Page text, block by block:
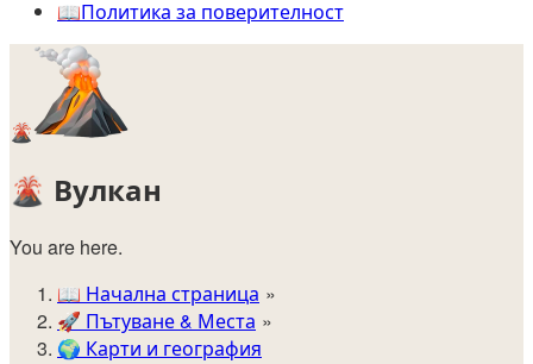
📖️Политика за поверителност
🌋
🌋 Вулкан
You are here.
📖 Начална страница
🚀️ Пътуване & Места
🌍 Карти и география